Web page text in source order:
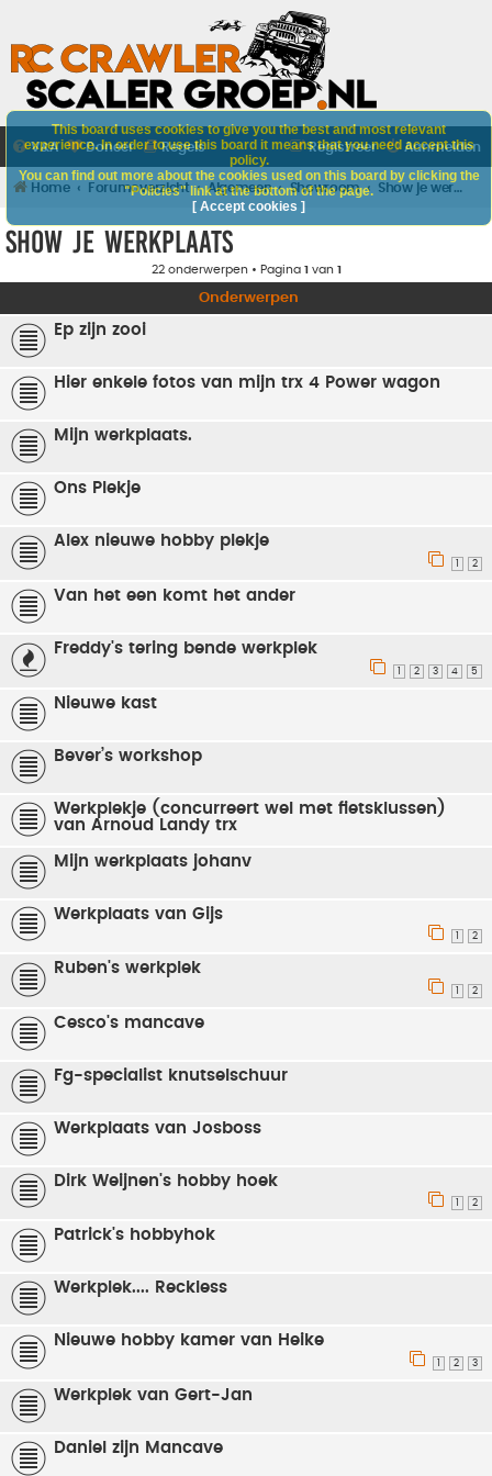
V&A Doneer Regels Aanmelden
Registreer
Home Forumoverzicht Algemeen Showroom Show je werkplaats
Show je werkplaats
22 onderwerpen • Pagina 1 van 1
Onderwerpen
Ep zijn zooi
Hier enkele fotos van mijn trx 4 Power wagon
Mijn werkplaats.
Ons Plekje
Alex nieuwe hobby plekje
2
Van het een komt het ander
Freddy's tering bende werkplek
1 2 3 4 5
Nieuwe kast
Bever’s workshop
Werkplekje (concurreert wel met fietsklussen)
van Arnoud Landy trx
Mijn werkplaats johanv
Werkplaats van Gijs
2
Ruben's werkplek
1 2
Cesco's mancave
Fg-specialist knutselschuur
Werkplaats van Josboss
Dirk Weijnen's hobby hoek
2
Patrick's hobbyhok
Werkplek.... Reckless
Nieuwe hobby kamer van Heike
2 3
Werkplek van Gert-Jan
Daniel zijn Mancave
This board uses cookies to give you the best and most relevant
experience. In order to use this board it means that you need accept this
policy.
You can find out more about the cookies used on this board by clicking the
"Policies" link at the bottom of the page.
[ Accept cookies ]